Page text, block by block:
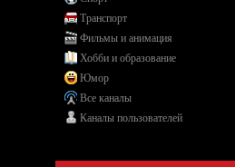
Транспорт
Фильмы и анимация
Хобби и образование
Юмор
Все каналы
Каналы пользователей